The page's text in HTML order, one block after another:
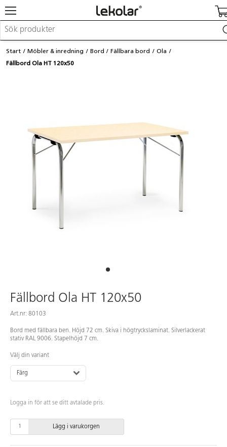
Möbler & inredning
Lekplatsutrustning & utemiljö
Logga in / Registrera dig
Start Möbler & inredning Bord Fällbara bord
Ola
Fällbord Ola HT 120x50
Fällbord Ola HT 120x50
Art.nr: 80103
Bord med fällbara ben. Höjd 72 cm. Skiva i högtryckslaminat. Silverlackerat
stativ RAL 9006. Stapelhöjd 7 cm.
Välj din variant
Färg
Logga in för att se ditt avtalade pris.
Lägg i varukorgen